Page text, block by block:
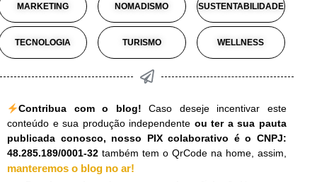
MARKETING NOMADISMO SUSTENTABILIDADE
TECNOLOGIA TURISMO WELLNESS
Contribua com o blog! Caso deseje incentivar este
conteúdo e sua produção independente ou ter a sua pauta
publicada conosco, nosso PIX colaborativo é o CNPJ:
48.285.189/0001-32 também tem o QrCode na home, assim,
manteremos o blog no ar!